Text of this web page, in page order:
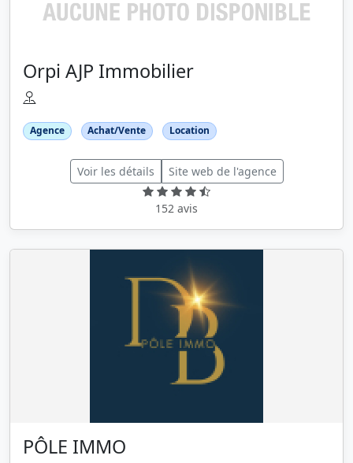
Orpi AJP Immobilier
Agence Achat/Vente Location
Voir les détails Site web de l'agence
152 avis
PÔLE IMMO